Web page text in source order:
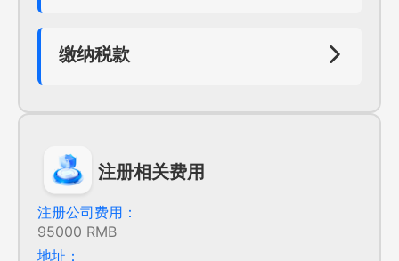
纳税申报表、财务会计报告和其他有关的资
料。税务部门会进行审核，审核通过的会及时
缴纳税款
注册相关费用
注册公司费用：
95000 RMB
地址：